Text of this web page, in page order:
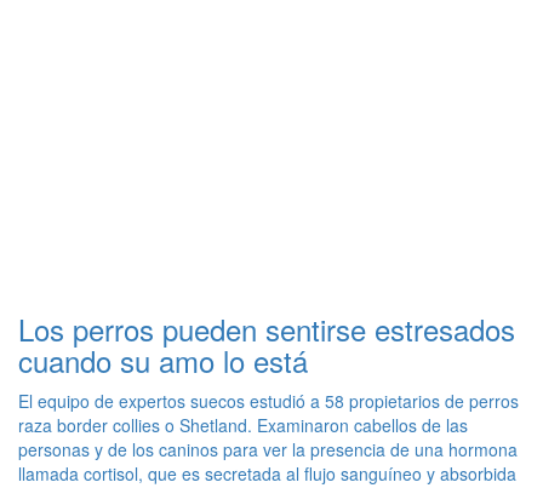
Los perros pueden sentirse estresados
cuando su amo lo está
El equipo de expertos suecos estudió a 58 propietarios de perros
raza border collies o Shetland. Examinaron cabellos de las
personas y de los caninos para ver la presencia de una hormona
llamada cortisol, que es secretada al flujo sanguíneo y absorbida